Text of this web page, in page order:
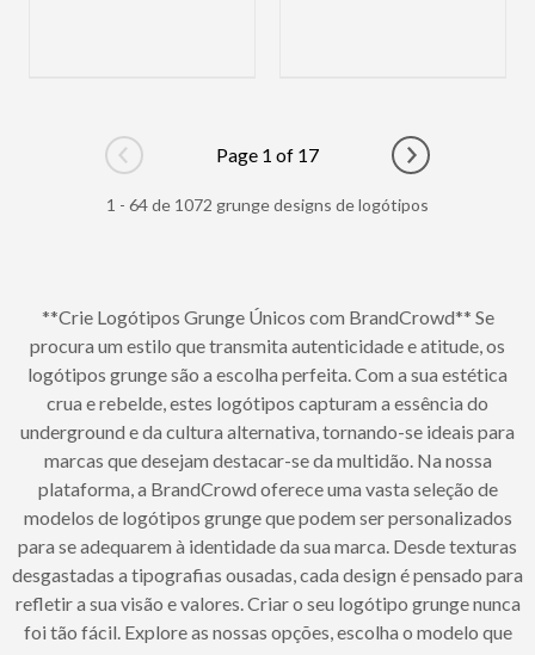
Go to previous page
Page 1 of 17
Go to next
1 - 64 de 1072 grunge designs de logótipos
**Crie Logótipos Grunge Únicos com BrandCrowd** Se
procura um estilo que transmita autenticidade e atitude, os
logótipos grunge são a escolha perfeita. Com a sua estética
crua e rebelde, estes logótipos capturam a essência do
underground e da cultura alternativa, tornando-se ideais para
marcas que desejam destacar-se da multidão. Na nossa
plataforma, a BrandCrowd oferece uma vasta seleção de
modelos de logótipos grunge que podem ser personalizados
para se adequarem à identidade da sua marca. Desde texturas
desgastadas a tipografias ousadas, cada design é pensado para
refletir a sua visão e valores. Criar o seu logótipo grunge nunca
foi tão fácil. Explore as nossas opções, escolha o modelo que